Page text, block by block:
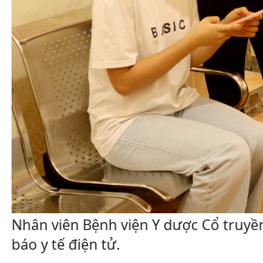
Nhân viên Bệnh viện Y dược Cổ
báo y tế điện tử.